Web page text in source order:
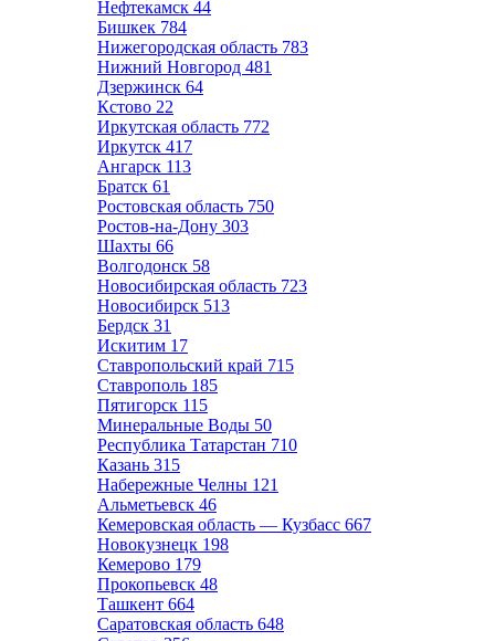
Нефтекамск 44
Бишкек 784
Нижегородская область 783
Нижний Новгород 481
Дзержинск 64
Кстово 22
Иркутская область 772
Иркутск 417
Ангарск 113
Братск 61
Ростовская область 750
Ростов-на-Дону 303
Шахты 66
Волгодонск 58
Новосибирская область 723
Новосибирск 513
Бердск 31
Искитим 17
Ставропольский край 715
Ставрополь 185
Пятигорск 115
Минеральные Воды 50
Республика Татарстан 710
Казань 315
Набережные Челны 121
Альметьевск 46
Кемеровская область — Кузбасс 667
Новокузнецк 198
Кемерово 179
Прокопьевск 48
Ташкент 664
Саратовская область 648